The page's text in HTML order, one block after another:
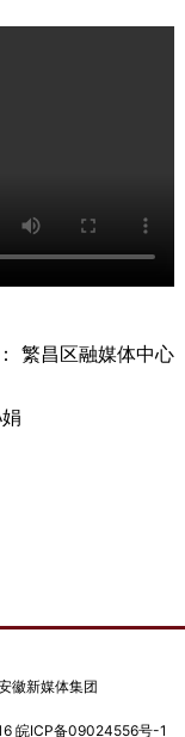
繁昌区融媒体中心
徽新媒体集团
皖ICP备09024556号-1